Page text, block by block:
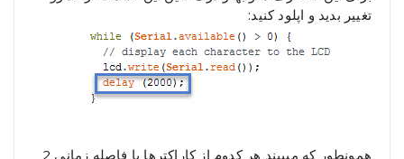
تغییر بدید و اپلود کنید:
همونطور که میبیند هر کدوم از کاراکترها با فاصله زمانی 2